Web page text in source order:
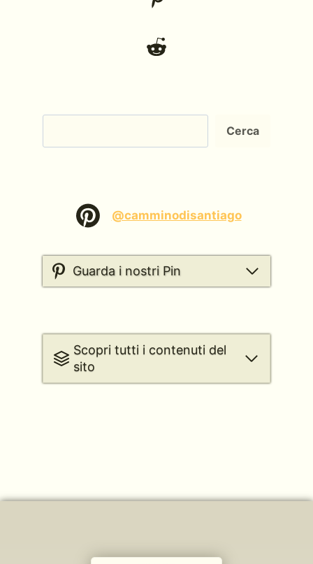
Cerca
@camminodisantiago
Guarda i nostri Pin
Scopri tutti i contenuti del
sito